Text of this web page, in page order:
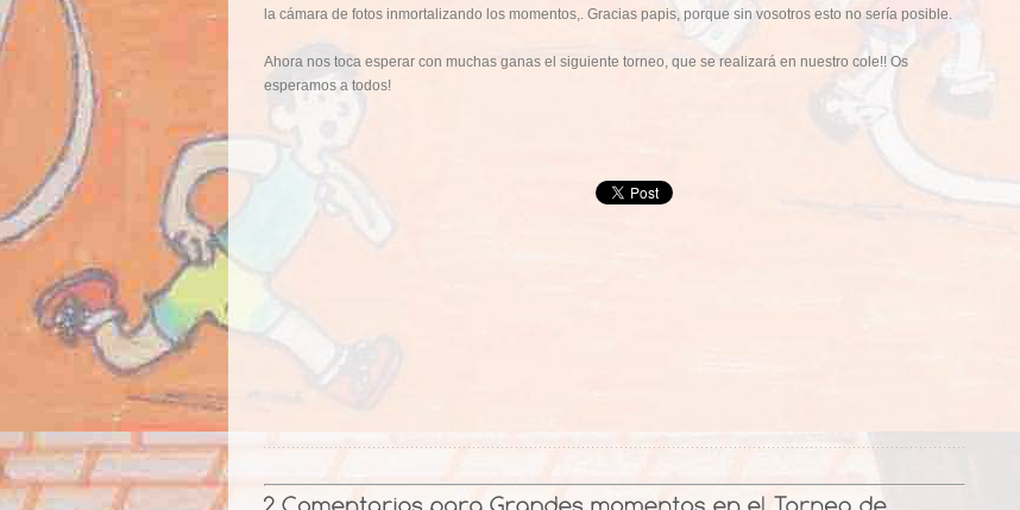
la cámara de fotos inmortalizando los momentos,. Gracias papis, porque sin vosotros esto no sería posible.
Ahora nos toca esperar con muchas ganas el siguiente torneo, que se realizará en nuestro cole!! Os
esperamos a todos!